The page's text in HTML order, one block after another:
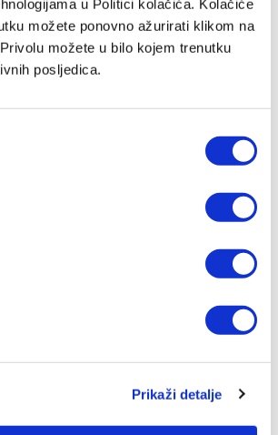
u Politici kolačića. Kolačiće
možete ponovno ažurirati klikom na
možete u bilo kojem trenutku
posljedica.
Prikaži detalje
HNL
HNL, a prvi meč u petak (20 sati)